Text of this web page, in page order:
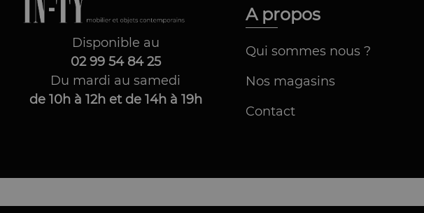
Disponible au
02 99 54 84 25
Du mardi au samedi
de 10h à 12h et de 14h à 19h
A propos
Qui sommes nous ?
Nos magasins
Contact